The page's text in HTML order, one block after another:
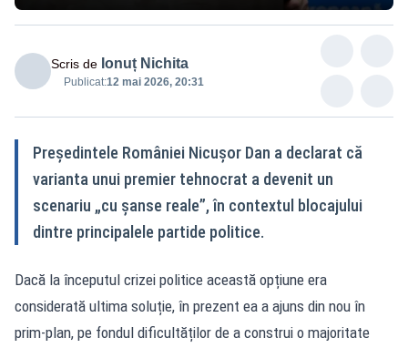
Scris de Ionuț Nichita
Publicat:12 mai 2026, 20:31
Președintele României Nicușor Dan a declarat că
varianta unui premier tehnocrat a devenit un
scenariu „cu șanse reale”, în contextul blocajului
dintre principalele partide politice.
Dacă la începutul crizei politice această opțiune era
considerată ultima soluție, în prezent ea a ajuns din nou în
prim-plan, pe fondul dificultăților de a construi o majoritate